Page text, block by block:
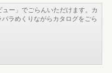
ー」でごらんいただけます。カ
ラめくりながらカタログをごら